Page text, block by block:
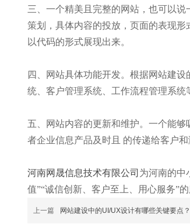
三、一个精美且完整的网站，也可以说
策划，具体内容的投放，页面的表现
以代码的形式展现出来。
四、网站具体功能开发。根据网站建
统、客户管理系统、工作流程管理系统
五、网站内容的更新和维护。一个能
者企业信息产品及时且 的传递给客户和
河南网晟信息技术有限公司 为河南的中
值”“诚信创新、客户至上、用心服务”
上一篇 网站建设中的UI/UX设计有哪些关键要点？